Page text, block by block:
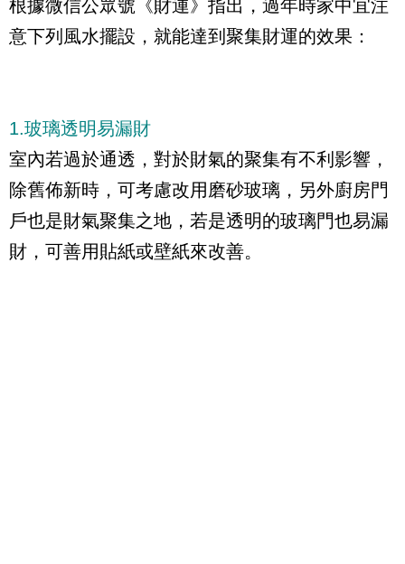
根據微信公眾號《財運》指出，過年時家中宜注
意下列風水擺設，就能達到聚集財運的效果：
1.玻璃透明易漏財
室內若過於通透，對於財氣的聚集有不利影響，
除舊佈新時，可考慮改用磨砂玻璃，另外廚房門
戶也是財氣聚集之地，若是透明的玻璃門也易漏
財，可善用貼紙或壁紙來改善。